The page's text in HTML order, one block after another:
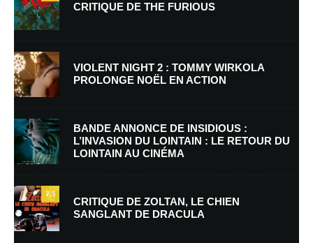
Nom*
E-mail *
Enregistrer mon nom, mon e-mail et mon site dans le navigateur pour
mon prochain commentaire.
Prévenez-moi de tous les nouveaux commentaires par e-mail.
Prévenez-moi de tous les nouveaux articles par e-mail.
CRITIQUE DE THE FURIOUS
VIOLENT NIGHT 2 : TOMMY WIRKOLA
PROLONGE NOËL EN ACTION
BANDE ANNONCE DE INSIDIOUS :
L’INVASION DU LOINTAIN : LE RETOUR DU
LOINTAIN AU CINÉMA
7.5
CRITIQUE DE ZOLTAN, LE CHIEN
SANGLANT DE DRACULA